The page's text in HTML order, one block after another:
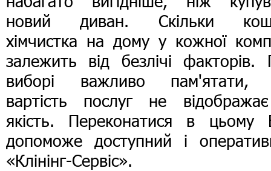
новий диван. Скільки
хімчистка на дому у кожної
залежить від безлічі факторів.
виборі важливо
вартість послуг не
якість. Переконатися в цьому
допоможе доступний і
«Клінінг-Сервіс».